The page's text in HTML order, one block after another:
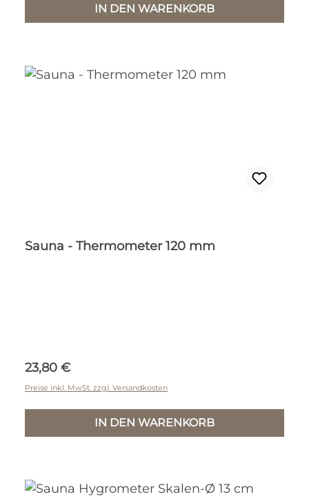
IN DEN WARENKORB
Sauna - Thermometer 120 mm
Regulärer Preis:
23,80 €
Preise inkl. MwSt. zzgl. Versandkosten
IN DEN WARENKORB